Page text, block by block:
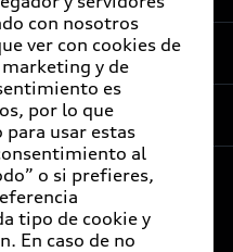
:plus
con nosotros
ver con cookies de
y de
es
por lo que
usar estas
al
o si prefieres,
tipo de cookie y
En caso de no